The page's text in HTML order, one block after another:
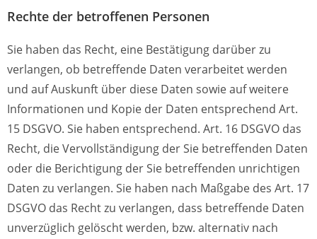
Rechte der betroffenen Personen
Sie haben das Recht, eine Bestätigung darüber zu
verlangen, ob betreffende Daten verarbeitet werden
und auf Auskunft über diese Daten sowie auf weitere
Informationen und Kopie der Daten entsprechend Art.
15 DSGVO. Sie haben entsprechend. Art. 16 DSGVO das
Recht, die Vervollständigung der Sie betreffenden Daten
oder die Berichtigung der Sie betreffenden unrichtigen
Daten zu verlangen. Sie haben nach Maßgabe des Art. 17
DSGVO das Recht zu verlangen, dass betreffende Daten
unverzüglich gelöscht werden, bzw. alternativ nach